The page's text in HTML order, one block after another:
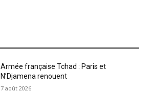
Armée française Tchad : Paris et
N’Djamena renouent
7 août 2026